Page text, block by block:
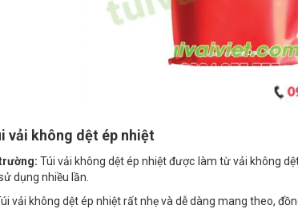
vải không dệt ép nhiệt
Túi vải không dệt ép nhiệt được làm từ vải không
dụng nhiều lần.
vải không dệt ép nhiệt rất nhẹ và dễ dàng mang theo,